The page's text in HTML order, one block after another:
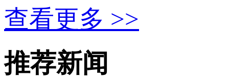
查看更多 >>
推荐新闻